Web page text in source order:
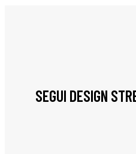
SEGUI DESIGN